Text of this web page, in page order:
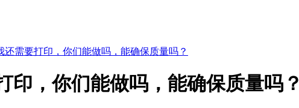
还需要打印，你们能做吗，能确保质量吗？
印，你们能做吗，能确保质量吗？